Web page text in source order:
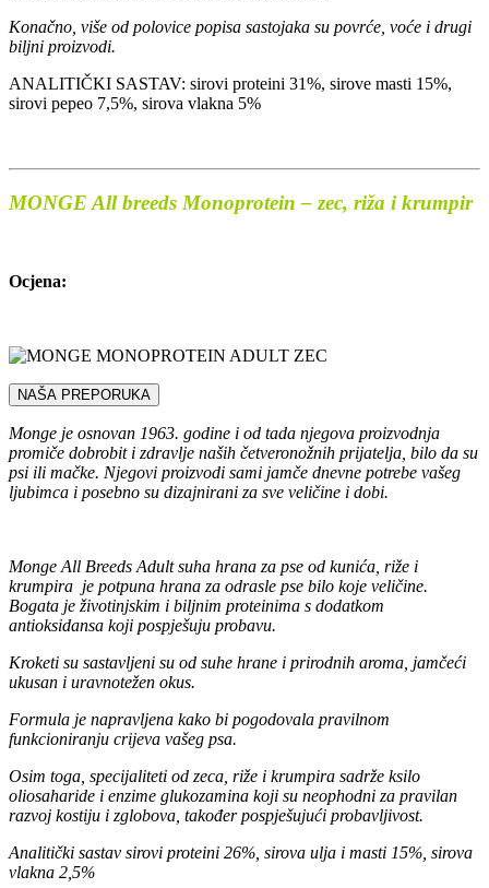
Konačno, više od polovice popisa sastojaka su povrće, voće i drugi
biljni proizvodi.
ANALITIČKI SASTAV: sirovi proteini 31%, sirove masti 15%,
sirovi pepeo 7,5%, sirova vlakna 5%
MONGE All breeds Monoprotein – zec, riža i krumpir
Ocjena:
NAŠA PREPORUKA
Monge je osnovan 1963. godine i od tada njegova proizvodnja
promiče dobrobit i zdravlje naših četveronožnih prijatelja, bilo da su
psi ili mačke. Njegovi proizvodi sami jamče dnevne potrebe vašeg
ljubimca i posebno su dizajnirani za sve veličine i dobi.
Monge All Breeds Adult suha hrana za pse od kunića, riže i
krumpira je potpuna hrana za odrasle pse bilo koje veličine.
Bogata je životinjskim i biljnim proteinima s dodatkom
antioksidansa koji pospješuju probavu.
Kroketi su sastavljeni su od suhe hrane i prirodnih aroma, jamčeći
ukusan i uravnotežen okus.
Formula je napravljena kako bi pogodovala pravilnom
funkcioniranju crijeva vašeg psa.
Osim toga, specijaliteti od zeca, riže i krumpira sadrže ksilo
oliosaharide i enzime glukozamina koji su neophodni za pravilan
razvoj kostiju i zglobova, također pospješujući probavljivost.
Analitički sastav sirovi proteini 26%, sirova ulja i masti 15%, sirova
vlakna 2,5%